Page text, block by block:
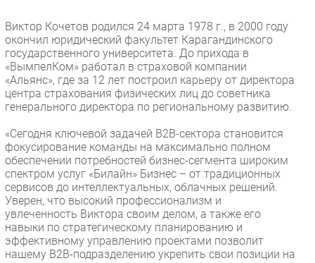
Outsourcing
Кадры
Регулирование
Финансы
Web
Безопасность
Инновации
CIO/Управление ИТ
Гаджеты
Здоровье
РАЗДЕЛЫ
Виктор Кочетов родился 24 марта 1978 г., в 2000 году
окончил юридический факультет Карагандинского
государственного университета. До прихода в
«ВымпелКом» работал в страховой компании
«Альянс», где за 12 лет построил карьеру от директора
центра страхования физических лиц до советника
генерального директора по региональному развитию.
«Сегодня ключевой задачей В2В-сектора становится
фокусирование команды на максимально полном
обеспечении потребностей бизнес-сегмента широким
спектром услуг «Билайн» Бизнес – от традиционных
сервисов до интеллектуальных, облачных решений.
Уверен, что высокий профессионализм и
увлеченность Виктора своим делом, а также его
навыки по стратегическому планированию и
эффективному управлению проектами позволит
нашему В2В-подразделению укрепить свои позиции на